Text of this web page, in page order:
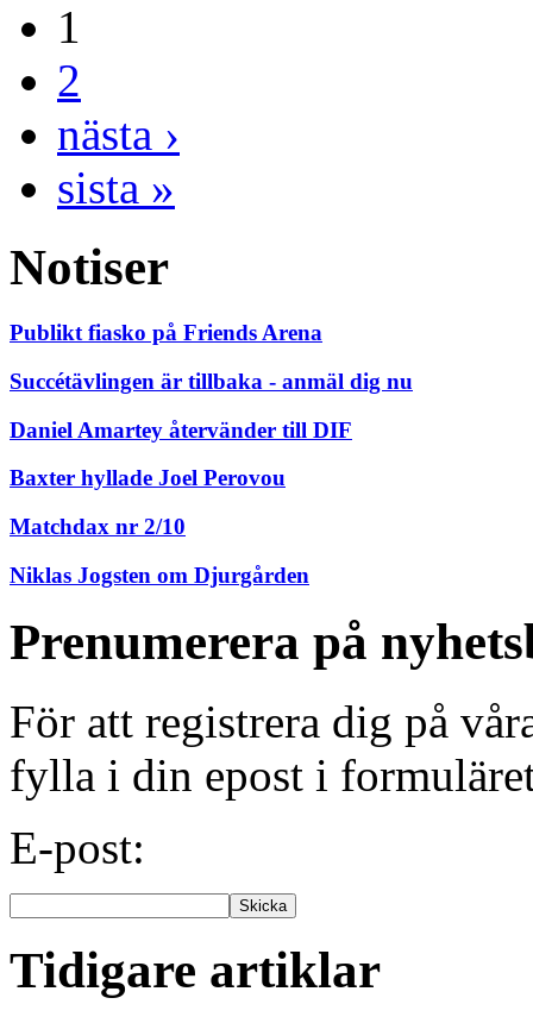
1
2
nästa ›
sista »
Notiser
Publikt fiasko på Friends Arena
Succétävlingen är tillbaka - anmäl dig nu
Daniel Amartey återvänder till DIF
Baxter hyllade Joel Perovou
Matchdax nr 2/10
Niklas Jogsten om Djurgården
Prenumerera på
För att registrera dig på
fylla i din epost i
E-post:
Tidigare artiklar